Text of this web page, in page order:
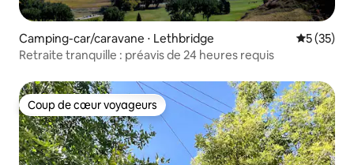
Camping-car/caravane ⋅ Lethbridge
5 (35)
Retraite tranquille : préavis de 24 heures requis
Coup de cœur voyageurs
Coup de cœur voyageurs